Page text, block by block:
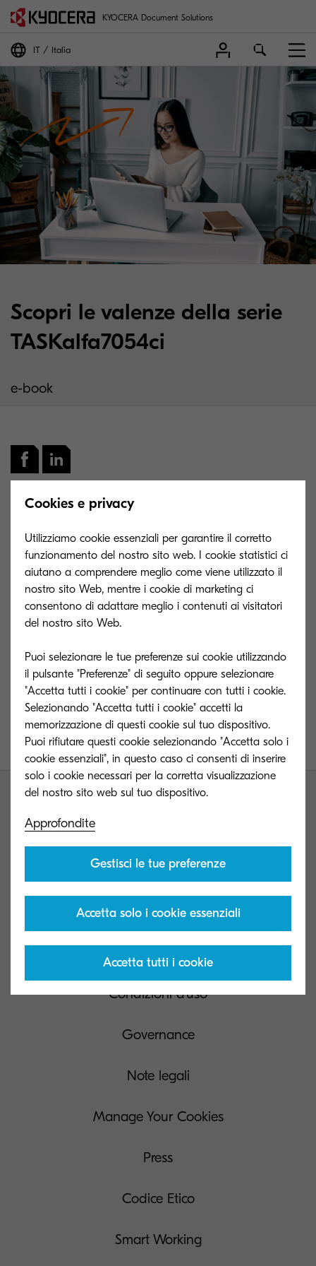
KYOCERA Document Solutions
IT Italia
Scopri le valenze della serie
TASKalfa7054ci
e-book
ricontattato appena possibile.
Di seguito puoi scaricare subito l'e-book dedicato
alla serie TASKalfa7054ci.
eBook_serieTASKalfa7054ci_ITA_def.pdf
(eBook_IRIS2020_ITA_def.pdf)
1 MB | PDF
Contact us
Privacy e centro cookie
Condizioni d’uso
Governance
Note legali
Manage Your Cookies
Press
Codice Etico
Smart Working
Cookies e privacy
Utilizziamo cookie essenziali per garantire il corretto
funzionamento del nostro sito web. I cookie statistici ci
aiutano a comprendere meglio come viene utilizzato il
nostro sito Web, mentre i cookie di marketing ci
consentono di adattare meglio i contenuti ai visitatori
del nostro sito Web.
Puoi selezionare le tue preferenze sui cookie utilizzando
il pulsante "Preferenze" di seguito oppure selezionare
"Accetta tutti i cookie" per continuare con tutti i cookie.
Selezionando "Accetta tutti i cookie" accetti la
memorizzazione di questi cookie sul tuo dispositivo.
Puoi rifiutare questi cookie selezionando "Accetta solo i
cookie essenziali", in questo caso ci consenti di inserire
solo i cookie necessari per la corretta visualizzazione
Approfondite
Gestisci le tue preferenze
Accetta solo i cookie essenziali
Accetta tutti i cookie